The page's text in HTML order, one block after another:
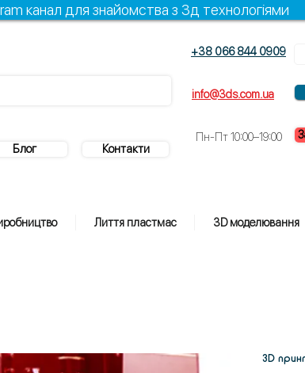
канал для знайомства з 3д технологіями
Блог Контакти
+38 066 844 0909
info@3ds.com.ua
Пн-Пт 10:00–19:00
Лиття пластмас 3D моделювання
3D